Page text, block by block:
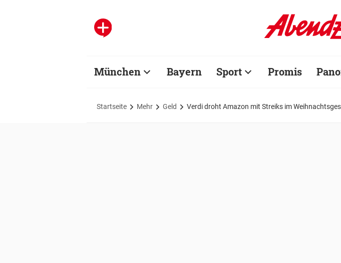
München Bayern Sport Promis
Startseite Mehr Geld Verdi droht Amazon mit Streiks im